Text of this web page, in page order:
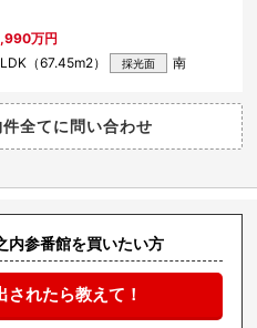
万円
（67.45m2） 採光面 南
内参番館を買いたい方
れたら教えて！